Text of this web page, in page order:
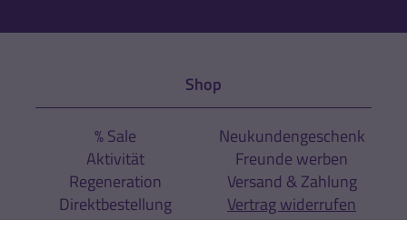
Shop
% Sale
Aktivität
Regeneration
Direktbestellung
Neukundengeschenk
Freunde werben
Versand & Zahlung
Vertrag widerrufen